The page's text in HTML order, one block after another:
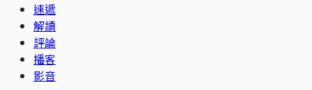
速遞
解讀
評論
播客
影音